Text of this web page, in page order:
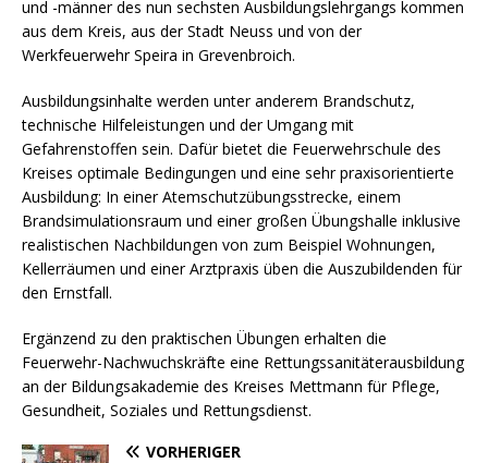
und -männer des nun sechsten Ausbildungslehrgangs kommen
aus dem Kreis, aus der Stadt Neuss und von der
Werkfeuerwehr Speira in Grevenbroich.
Ausbildungsinhalte werden unter anderem Brandschutz,
technische Hilfeleistungen und der Umgang mit
Gefahrenstoffen sein. Dafür bietet die Feuerwehrschule des
Kreises optimale Bedingungen und eine sehr praxisorientierte
Ausbildung: In einer Atemschutzübungsstrecke, einem
Brandsimulationsraum und einer großen Übungshalle inklusive
realistischen Nachbildungen von zum Beispiel Wohnungen,
Kellerräumen und einer Arztpraxis üben die Auszubildenden für
den Ernstfall.
Ergänzend zu den praktischen Übungen erhalten die
Feuerwehr-Nachwuchskräfte eine Rettungssanitäterausbildung
an der Bildungsakademie des Kreises Mettmann für Pflege,
Gesundheit, Soziales und Rettungsdienst.
VORHERIGER